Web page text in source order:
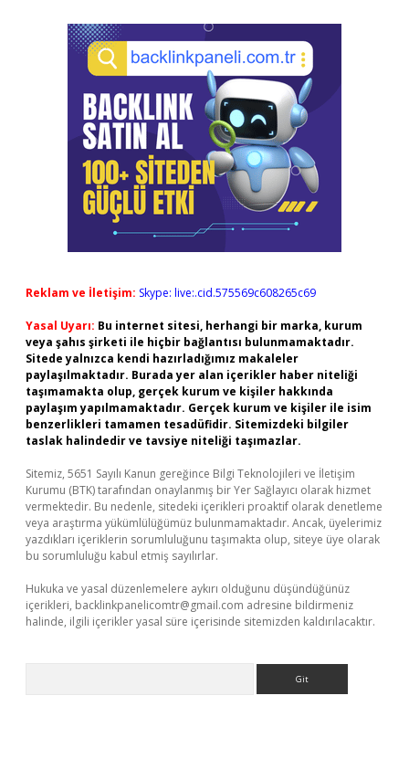
Reklam ve İletişim: Skype: live:.cid.575569c608265c69
Yasal Uyarı: Bu internet sitesi, herhangi bir marka, kurum
veya şahıs şirketi ile hiçbir bağlantısı bulunmamaktadır.
Sitede yalnızca kendi hazırladığımız makaleler
paylaşılmaktadır. Burada yer alan içerikler haber niteliği
taşımamakta olup, gerçek kurum ve kişiler hakkında
paylaşım yapılmamaktadır. Gerçek kurum ve kişiler ile isim
benzerlikleri tamamen tesadüfidir. Sitemizdeki bilgiler
taslak halindedir ve tavsiye niteliği taşımazlar.
Sitemiz, 5651 Sayılı Kanun gereğince Bilgi Teknolojileri ve İletişim
Kurumu (BTK) tarafından onaylanmış bir Yer Sağlayıcı olarak hizmet
vermektedir. Bu nedenle, sitedeki içerikleri proaktif olarak denetleme
veya araştırma yükümlülüğümüz bulunmamaktadır. Ancak, üyelerimiz
yazdıkları içeriklerin sorumluluğunu taşımakta olup, siteye üye olarak
bu sorumluluğu kabul etmiş sayılırlar.
Hukuka ve yasal düzenlemelere aykırı olduğunu düşündüğünüz
içerikleri, backlinkpanelicomtr@gmail.com adresine bildirmeniz
halinde, ilgili içerikler yasal süre içerisinde sitemizden kaldırılacaktır.